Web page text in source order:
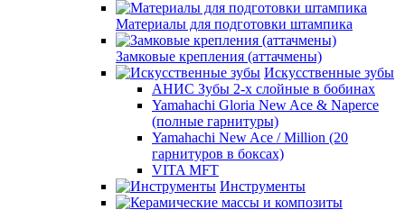
Материалы для подготовки штампика
Замковые крепления (аттачмены)
Искусственные зубы
АНИС Зубы 2-х слойные в бобинах
Yamahachi Gloria New Ace & Naperce
(полные гарнитуры)
Yamahachi New Ace / Million (20
гарнитуров в боксах)
VITA MFT
Инструменты